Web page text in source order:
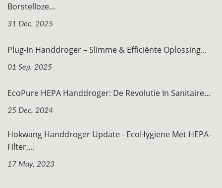
Borstelloze...
31 Dec, 2025
Plug-In Handdroger – Slimme & Efficiënte Oplossing...
01 Sep, 2025
EcoPure HEPA Handdroger: De Revolutie In Sanitaire...
25 Dec, 2024
Hokwang Handdroger Update - EcoHygiene Met HEPA-
Filter,...
17 May, 2023